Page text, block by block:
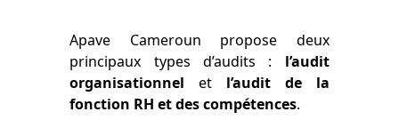
Apave Cameroun propose deux
principaux types d’audits : l’audit
organisationnelet l’audit de la
fonction RH et des compétences.